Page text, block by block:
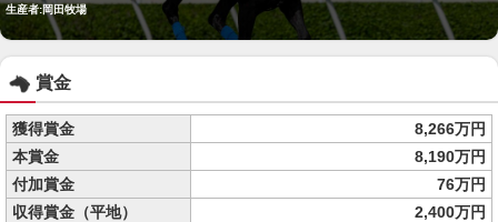
生産者:岡田牧場
賞金
獲得賞金
8,266万円
本賞金
8,190万円
付加賞金
76万円
収得賞金（平地）
2,400万円